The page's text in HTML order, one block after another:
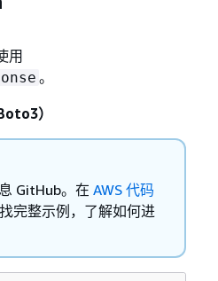
用
。
）
GitHub。在 AWS 代码
完整示例，了解如何进